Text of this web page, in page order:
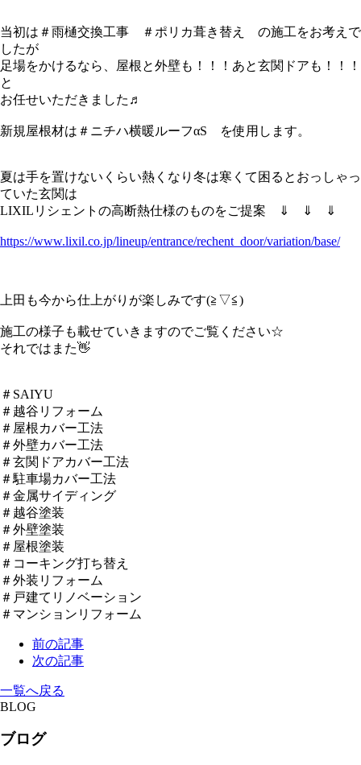
当初は＃雨樋交換工事 ＃ポリカ葺き替え の施工をお考えで
したが
足場をかけるなら、屋根と外壁も！！！あと玄関ドアも！！！
と
お任せいただきました♬
新規屋根材は＃ニチハ横暖ルーフαS を使用します。
夏は手を置けないくらい熱くなり冬は寒くて困るとおっしゃっ
ていた玄関は
LIXILリシェントの高断熱仕様のものをご提案 ⇓ ⇓ ⇓
https://www.lixil.co.jp/lineup/entrance/rechent_door/variation/base/
上田も今から仕上がりが楽しみです(≧▽≦)
施工の様子も載せていきますのでご覧ください☆
それではまた👋
＃SAIYU
＃越谷リフォーム
＃屋根カバー工法
＃外壁カバー工法
＃玄関ドアカバー工法
＃駐車場カバー工法
＃金属サイディング
＃越谷塗装
＃外壁塗装
＃屋根塗装
＃コーキング打ち替え
＃外装リフォーム
＃戸建てリノベーション
＃マンションリフォーム
前の記事
次の記事
一覧へ戻る
BLOG
ブログ